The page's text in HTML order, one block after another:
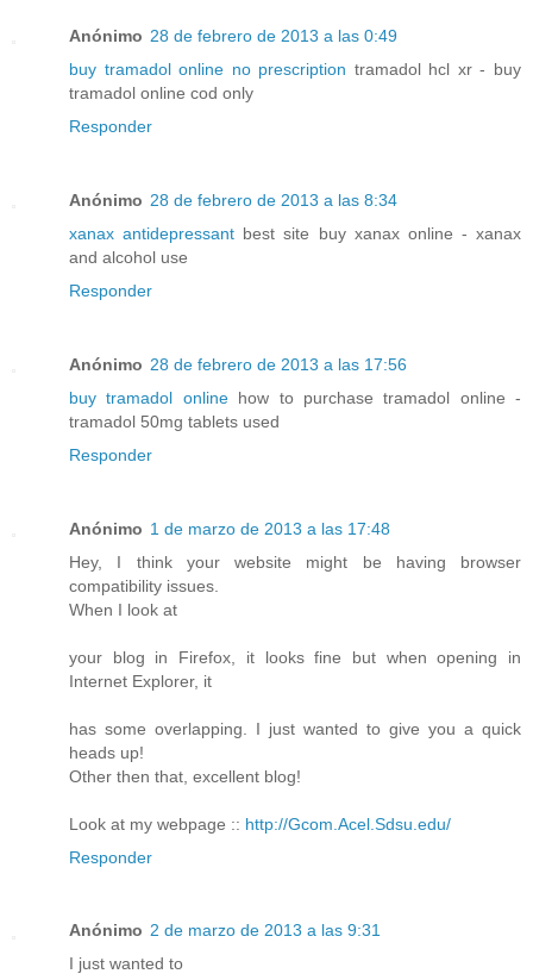
Anónimo 28 de febrero de 2013 a las 0:49
buy tramadol online no prescription tramadol hcl xr - buy
tramadol online cod only
Responder
Anónimo 28 de febrero de 2013 a las 8:34
xanax antidepressant best site buy xanax online - xanax
and alcohol use
Responder
Anónimo 28 de febrero de 2013 a las 17:56
buy tramadol onlinehow to purchase tramadol online -
tramadol 50mg tablets used
Responder
Anónimo 1 de marzo de 2013 a las 17:48
Hey, I think your website might be having browser
compatibility issues.
When I look at
your blog in Firefox, it looks fine but when opening in
Internet Explorer, it
has some overlapping. I just wanted to give you a quick
heads up!
Other then that, excellent blog!
Look at my webpage :: http://Gcom.Acel.Sdsu.edu/
Responder
Anónimo 2 de marzo de 2013 a las 9:31
I just wanted to